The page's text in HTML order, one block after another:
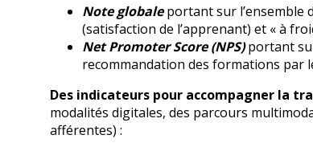
Note globaleportant sur l’ensemble
(satisfaction de l’apprenant) et « à
Net Promoter Score (NPS)portant
recommandation des formations par
Des indicateurs pour accompagner la
modalités digitales, des parcours
afférentes) :